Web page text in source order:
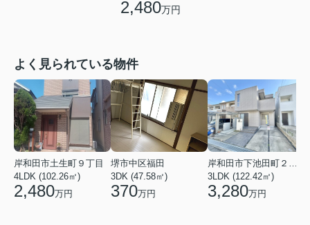
2,480万円
よく見られている物件
岸和田市土生町９丁目
4LDK (102.26㎡)
2,480万円
堺市中区福田
3DK (47.58㎡)
370万円
3LDK (122.42㎡)
3,280万円